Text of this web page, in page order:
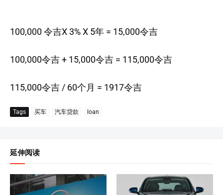
100,000 令吉X 3% X 5年 = 15,000令吉
100,000令吉 + 15,000令吉 = 115,000令吉
115,000令吉 / 60个月 = 1917令吉
Tags 买车 汽车贷款 loan
延伸阅读